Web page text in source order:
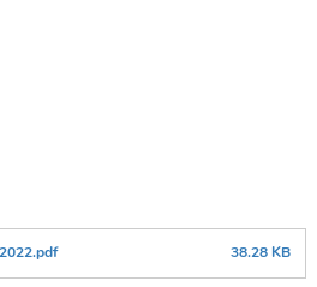
38.28 KB